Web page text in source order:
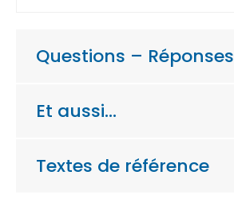
Questions – Réponses
Et aussi…
Textes de référence